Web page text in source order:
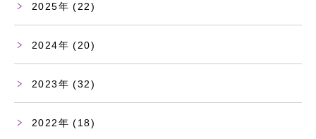
2025 (22)
2024 (20)
2023 (32)
2022 (18)